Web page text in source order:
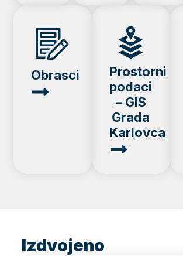
Obrasci
Prostorni
podaci
– GIS
Grada
Karlovca
Izdvojeno